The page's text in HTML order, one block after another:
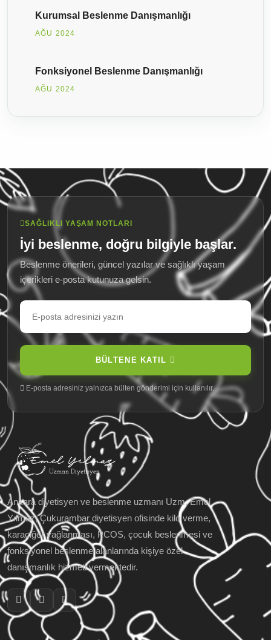
Kurumsal Beslenme Danışmanlığı
AĞU 2024
Fonksiyonel Beslenme Danışmanlığı
AĞU 2024
SAĞLIKLI YAŞAM NOTLARI
İyi beslenme, doğru bilgiyle başlar.
Beslenme önerileri, güncel yazılar ve sağlıklı yaşam
içerikleri e-posta kutunuza gelsin.
posta
adresiniz
BÜLTENE KATIL
E-posta adresiniz yalnızca bülten gönderimi için kullanılır.
Ankara diyetisyen ve beslenme uzmanı Uzm. Emel
Yılmaz; Çukurambar diyetisyen ofisinde kilo verme,
karaciğer yağlanması, PCOS, çocuk beslenmesi ve
fonksiyonel beslenme alanlarında kişiye özel
danışmanlık hizmeti vermektedir.